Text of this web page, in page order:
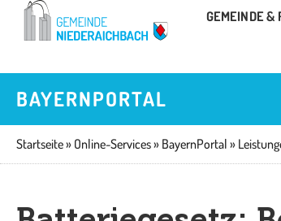
Zum
GEMEINDE &
BAYERNPORTAL
Startseite» Online-Services» BayernPortal »